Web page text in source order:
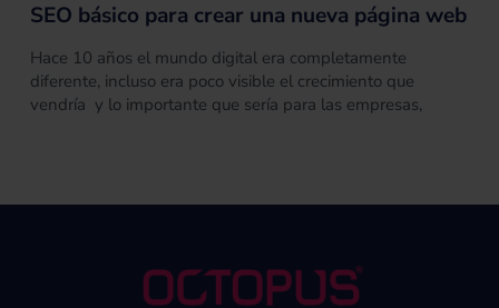
SEO básico para crear una nueva página web
Hace 10 años el mundo digital era completamente
diferente, incluso era poco visible el crecimiento que
vendría y lo importante que sería para las empresas,